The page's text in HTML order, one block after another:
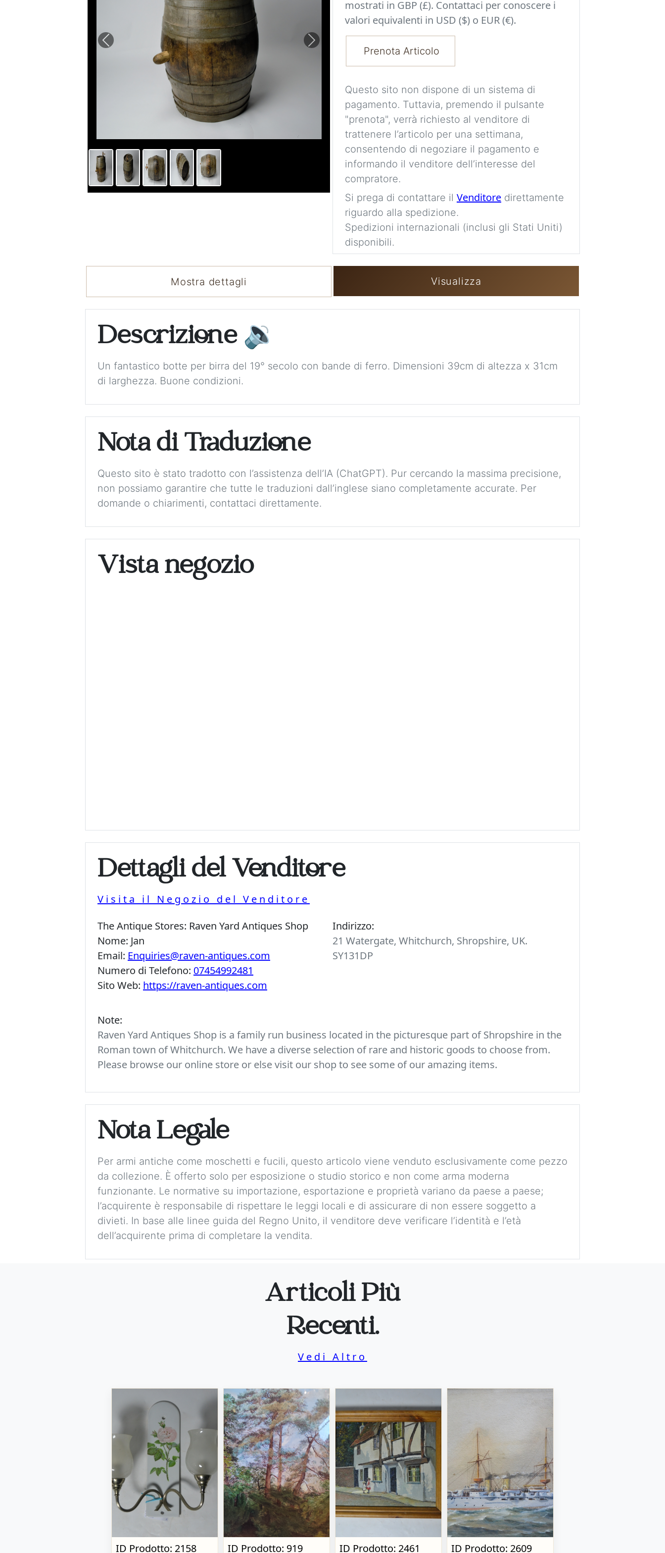
Previous Next
mostrati in GBP (£). Contattaci per conoscere i
valori equivalenti in USD ($) o EUR (€).
Prenota Articolo
Questo sito non dispone di un sistema di
pagamento. Tuttavia, premendo il pulsante
"prenota", verrà richiesto al venditore di
trattenere l’articolo per una settimana,
consentendo di negoziare il pagamento e
informando il venditore dell’interesse del
compratore.
Si prega di contattare il Venditore direttamente
riguardo alla spedizione.
Spedizioni internazionali (inclusi gli Stati Uniti)
disponibili.
Mostra dettagli
Visualizza
Descrizione 🔉
Un fantastico botte per birra del 19° secolo con bande di ferro. Dimensioni 39cm di altezza x 31cm
di larghezza. Buone condizioni.
Nota di Traduzione
Questo sito è stato tradotto con l’assistenza dell’IA (ChatGPT). Pur cercando la massima precisione,
non possiamo garantire che tutte le traduzioni dall’inglese siano completamente accurate. Per
domande o chiarimenti, contattaci direttamente.
Vista negozio
Dettagli del Venditore
Visita il Negozio del Venditore
The Antique Stores: Raven Yard Antiques Shop
Nome: Jan
Email: Enquiries@raven-antiques.com
Numero di Telefono: 07454992481
Sito Web: https://raven-antiques.com
Indirizzo:
21 Watergate, Whitchurch, Shropshire, UK.
SY131DP
Note:
Raven Yard Antiques Shop is a family run business located in the picturesque part of Shropshire in the
Roman town of Whitchurch. We have a diverse selection of rare and historic goods to choose from.
Please browse our online store or else visit our shop to see some of our amazing items.
Nota Legale
Per armi antiche come moschetti e fucili, questo articolo viene venduto esclusivamente come pezzo
da collezione. È offerto solo per esposizione o studio storico e non come arma moderna
funzionante. Le normative su importazione, esportazione e proprietà variano da paese a paese;
l’acquirente è responsabile di rispettare le leggi locali e di assicurare di non essere soggetto a
divieti. In base alle linee guida del Regno Unito, il venditore deve verificare l’identità e l’età
dell’acquirente prima di completare la vendita.
Articoli Più
Recenti.
Vedi Altro
ID Prodotto: 2158 ID Prodotto: 919 ID Prodotto: 2461 ID Prodotto: 2609